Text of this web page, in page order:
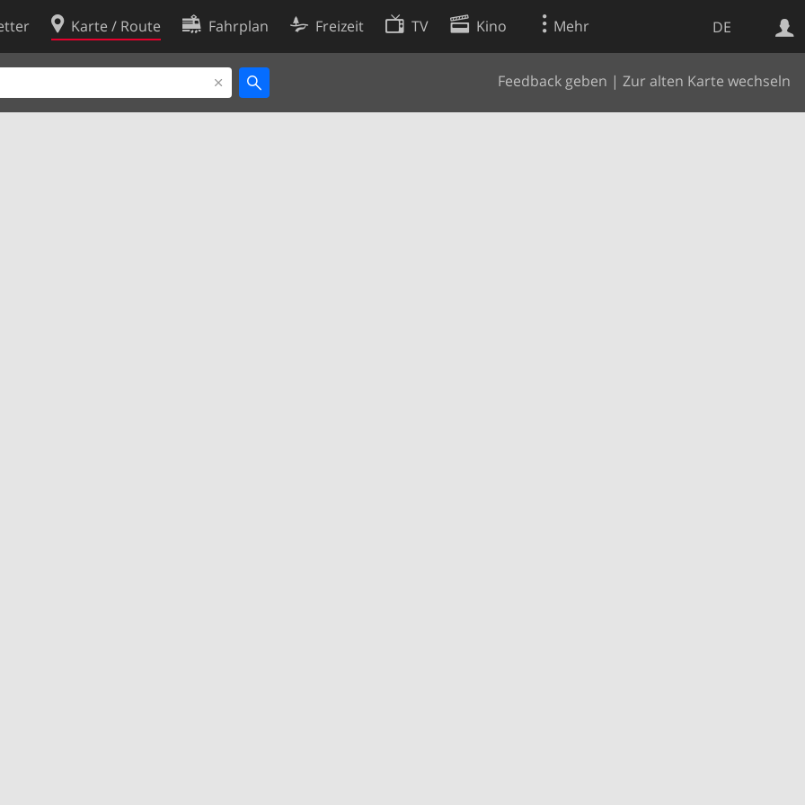
DE
Karte / Route Fahrplan Freizeit TV Kino Mehr
Feedback geben | Zur alten Karte wechseln
Websuche
Cookie-Richtlinie
Cookie-Einstellungen